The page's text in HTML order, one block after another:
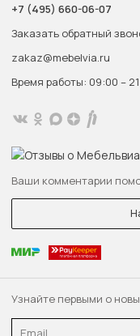
Узнайте первыми о
+7 (495) 660-06-07
Заказать обратный
zakaz@mebelvia.ru
Время работы: 09:00 –
Ваши комментарии